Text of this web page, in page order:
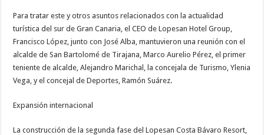
Para tratar este y otros asuntos relacionados con la actualidad
turística del sur de Gran Canaria, el CEO de Lopesan Hotel Group,
Francisco López, junto con José Alba, mantuvieron una reunión con el
alcalde de San Bartolomé de Tirajana, Marco Aurelio Pérez, el primer
teniente de alcalde, Alejandro Marichal, la concejala de Turismo, Ylenia
Vega, y el concejal de Deportes, Ramón Suárez.
Expansión internacional
La construcción de la segunda fase del Lopesan Costa Bávaro Resort,